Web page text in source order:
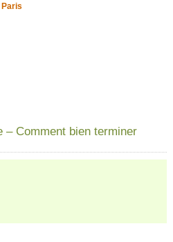
– Comment bien terminer